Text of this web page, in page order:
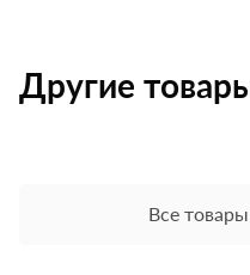
Другие
Все